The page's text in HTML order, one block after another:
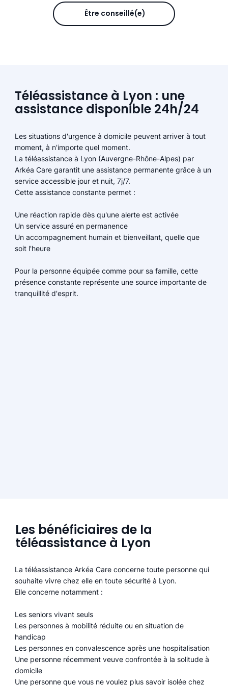
Être conseillé(e)
Téléassistance à Lyon : une
assistance disponible 24h/24
Les situations d'urgence à domicile peuvent arriver à tout
moment, à n'importe quel moment.
La téléassistance à Lyon (Auvergne-Rhône-Alpes) par
Arkéa Care garantit une assistance permanente grâce à un
service accessible jour et nuit, 7j/7.
Cette assistance constante permet :
Une réaction rapide dès qu'une alerte est activée
Un service assuré en permanence
Un accompagnement humain et bienveillant, quelle que
soit l'heure
Pour la personne équipée comme pour sa famille, cette
présence constante représente une source importante de
tranquillité d'esprit.
Les bénéficiaires de la
téléassistance à Lyon
La téléassistance Arkéa Care concerne toute personne qui
souhaite vivre chez elle en toute sécurité à Lyon.
Elle concerne notamment :
Les seniors vivant seuls
Les personnes à mobilité réduite ou en situation de
handicap
Les personnes en convalescence après une hospitalisation
Une personne récemment veuve confrontée à la solitude à
domicile
Une personne que vous ne voulez plus savoir isolée chez